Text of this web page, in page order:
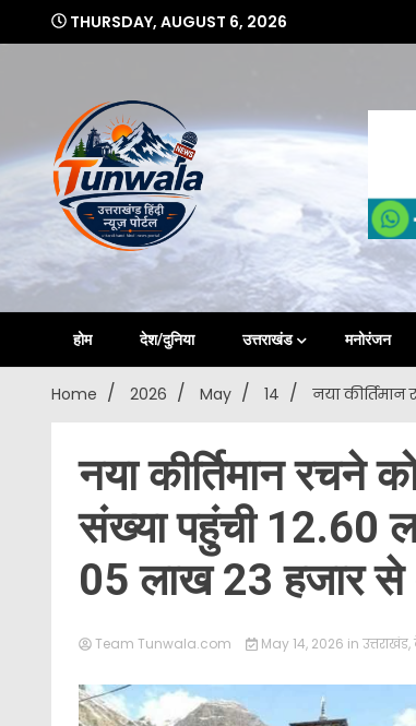
THURSDAY, AUGUST 6, 2026
Uttarakhand Hindi News Portal
होम देश/दुनिया उत्तराखंड मनोरंजन
Home 2026 May 14 नया
नया कीर्तिमान रचने
संख्या पहुंची 12.60
05 लाख 23 हजार से
Team Tunwala.com May 14, 2026 in उत्तराखंड,